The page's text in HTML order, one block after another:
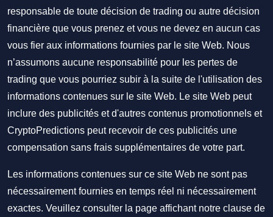
responsable de toute décision de trading ou autre décision
financière que vous prenez et vous ne devez en aucun cas
vous fier aux informations fournies par le site Web. Nous
n’assumons aucune responsabilité pour les pertes de
trading que vous pourriez subir à la suite de l'utilisation des
informations contenues sur le site Web. Le site Web peut
inclure des publicités et d'autres contenus promotionnels et
CryptoPredictions peut recevoir de ces publicités une
compensation sans frais supplémentaires de votre part.
Les informations contenues sur ce site Web ne sont pas
nécessairement fournies en temps réel ni nécessairement
exactes. Veuillez consulter la page affichant notre clause de